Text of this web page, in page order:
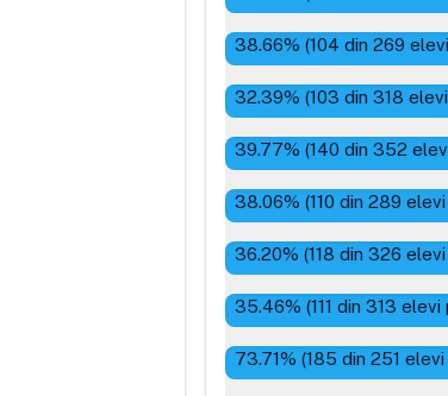
38.66% (104 din 269
32.39% (103 din 318
39.77% (140 din 352
38.06% (110 din 289
36.20% (118 din 326
35.46% (111 din 313 elevi
73.71% (185 din 251 elevi